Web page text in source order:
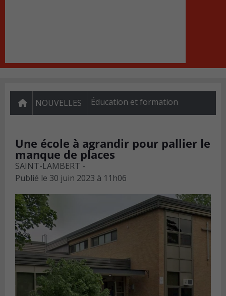
NOUVELLES Éducation et formation
Une école à agrandir pour pallier le
manque de places
SAINT-LAMBERT -
Publié le 30 juin 2023 à 11h06